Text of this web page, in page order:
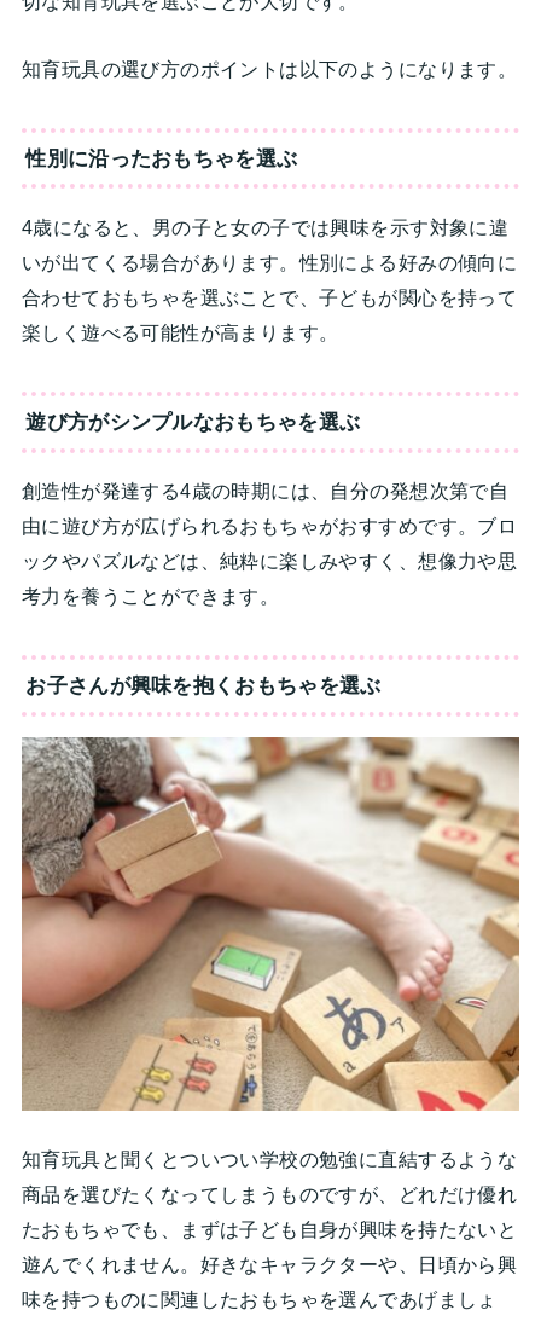
知育玩具の選び方のポイントは以下のようになります。
性別に沿ったおもちゃを選ぶ
4歳になると、男の子と女の子では興味を示す対象に違
いが出てくる場合があります。性別による好みの傾向に
合わせておもちゃを選ぶことで、子どもが関心を持って
楽しく遊べる可能性が高まります。
遊び方がシンプルなおもちゃを選ぶ
創造性が発達する4歳の時期には、自分の発想次第で自
由に遊び方が広げられるおもちゃがおすすめです。ブロ
ックやパズルなどは、純粋に楽しみやすく、想像力や思
考力を養うことができます。
お子さんが興味を抱くおもちゃを選ぶ
知育玩具と聞くとついつい学校の勉強に直結するような
商品を選びたくなってしまうものですが、どれだけ優れ
たおもちゃでも、まずは子ども自身が興味を持たないと
遊んでくれません。好きなキャラクターや、日頃から興
味を持つものに関連したおもちゃを選んであげましょ